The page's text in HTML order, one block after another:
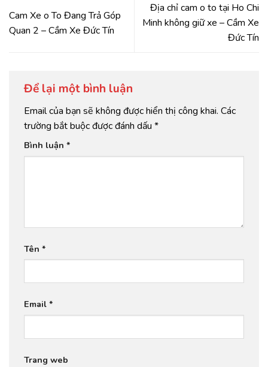
Cam Xe o To Đang Trả Góp
Quan 2 – Cầm Xe Đức Tín
Địa chỉ cam o to tại Ho Chi
Minh không giữ xe – Cầm Xe
Đức Tín
Để lại một bình luận
Email của bạn sẽ không được hiển thị công khai. Các
trường bắt buộc được đánh dấu *
Bình luận *
Tên *
Email *
Trang web